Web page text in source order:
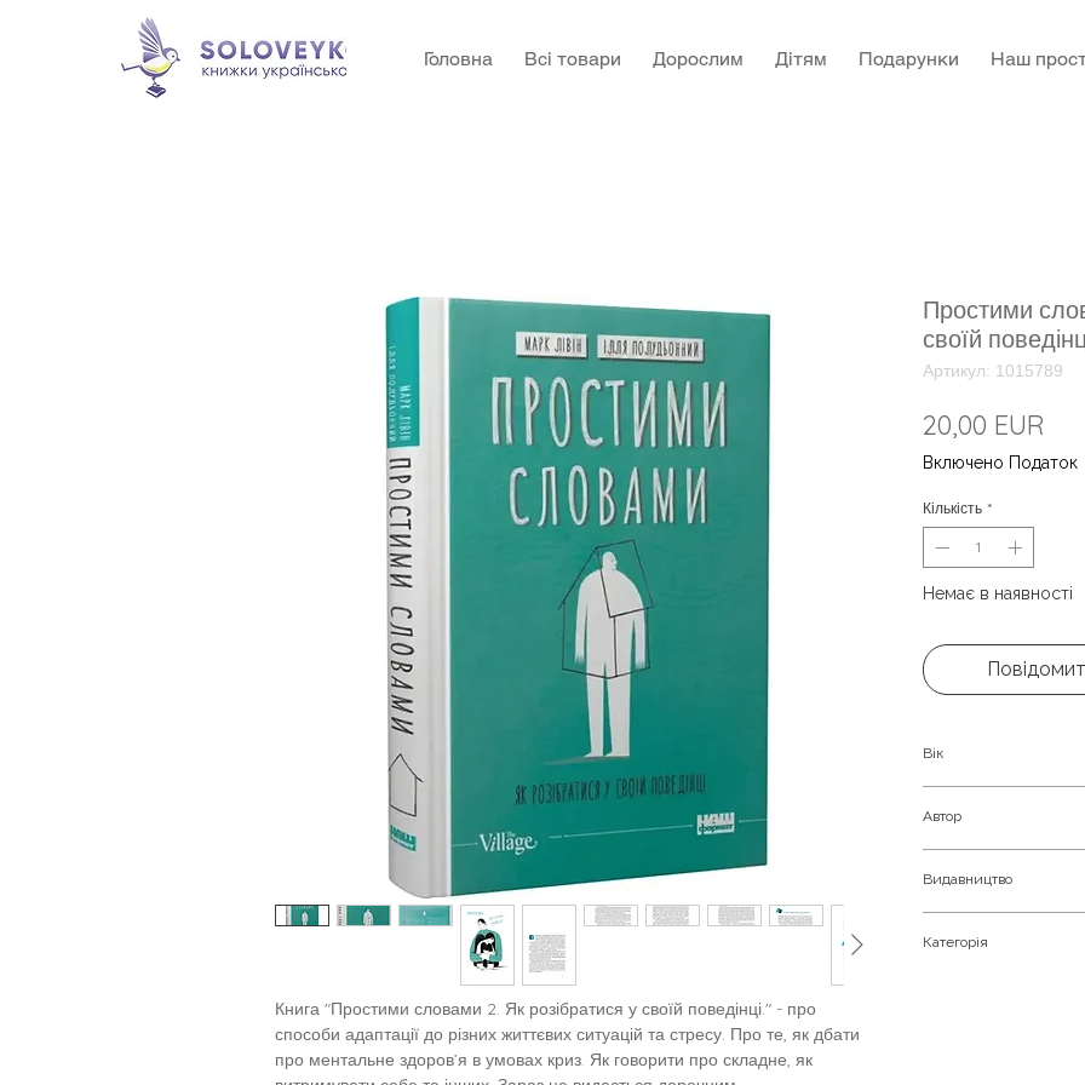
Головна Всі товари Дорослим Дітям Подарунки Наш
Книга "Простими словами 2. Як розібратися у своїй поведінці." - про
способи адаптації до різних життєвих ситуацій та стресу. Про те, як дбати
про ментальне здоров’я в умовах криз. Як говорити про складне, як
Простими
своїй
Артикул: 1015789
20,00 EUR
Включено Податок
Кількість *
Немає в наявності
Вік
Автор
Видавництво
Категорія